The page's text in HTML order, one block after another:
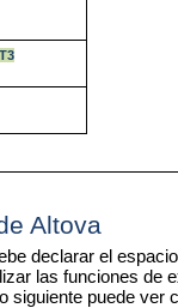
Altova
declarar el
las funciones de
siguiente puede ver